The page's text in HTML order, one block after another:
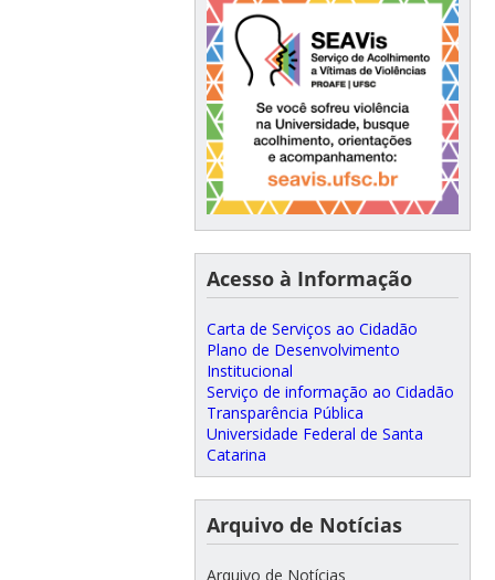
Acesso à Informação
Carta de Serviços ao Cidadão
Plano de Desenvolvimento
Institucional
Serviço de informação ao Cidadão
Transparência Pública
Universidade Federal de Santa
Catarina
Arquivo de Notícias
Arquivo de Notícias